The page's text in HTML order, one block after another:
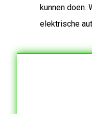
kunnen doen.
elektrische